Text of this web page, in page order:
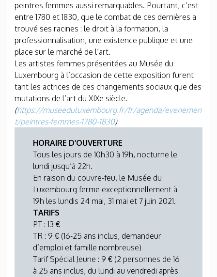
peintres femmes aussi remarquables. Pourtant, c’est
entre 1780 et 1830, que le combat de ces dernières a
trouvé ses racines : le droit à la formation, la
professionnalisation, une existence publique et une
place sur le marché de l’art.
Les artistes femmes présentées au Musée du
Luxembourg à l’occasion de cette exposition furent
tant les actrices de ces changements sociaux que des
mutations de l’art du XIXe siècle.
(https://museeduluxembourg.fr/fr/agenda/evenemen
t/peintres-femmes-1780-1830)
HORAIRE D’OUVERTURE
Tous les jours de 10h30 à 19h, nocturne le
lundi jusqu’à 22h.
En raison du couvre-feu, le Musée du
Luxembourg ferme exceptionnellement à
19h les lundis 24 mai, 31 mai et 7 juin 2021.
TARIFS
PT : 13 €
TR : 9 € (16-25 ans inclus, demandeur
d’emploi et famille nombreuse)
Tarif Spécial Jeune : 9 € (2 personnes de 16
à 25 ans inclus, du lundi au vendredi après